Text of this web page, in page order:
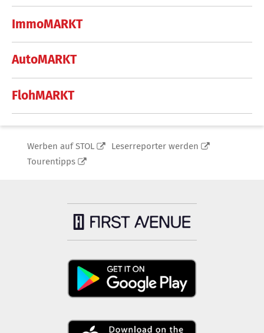
ImmoMARKT
AutoMARKT
FlohMARKT
Werben auf STOL
Leserreporter werden
Tourentipps